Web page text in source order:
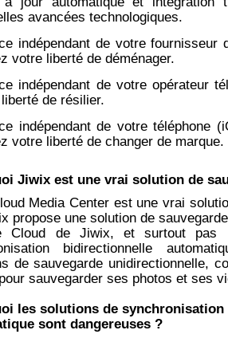
avancées technologiques.
indépendant de votre fournisseur
votre liberté de déménager.
indépendant de votre opérateur
de résilier.
indépendant de votre téléphone
votre liberté de changer de marque.
Jiwix est une vrai solution de
Media Center est une vrai
propose une solution de
Cloud de Jiwix, et surtout pas
bidirectionnelle
de sauvegarde unidirectionnelle,
sauvegarder ses photos et ses
les solutions de
sont dangereuses ?